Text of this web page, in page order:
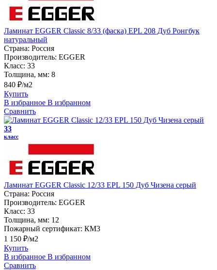
Ламинат EGGER Classic 8/33 (фаска) EPL 208 Дуб Ронгбук
натуральный
Страна: Россия
Производитель: EGGER
Класс: 33
Толщина, мм: 8
840 ₽/м2
Купить
В избранное В избранном
Сравнить
33
класс
Ламинат EGGER Classic 12/33 EPL 150 Дуб Чизена серый
Страна: Россия
Производитель: EGGER
Класс: 33
Толщина, мм: 12
Пожарный сертификат: КМ3
1 150 ₽/м2
Купить
В избранное В избранном
Сравнить